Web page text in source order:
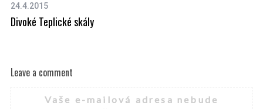
24.4.2015
Divoké Teplické skály
Leave a comment
Vaše e-mailová adresa nebude